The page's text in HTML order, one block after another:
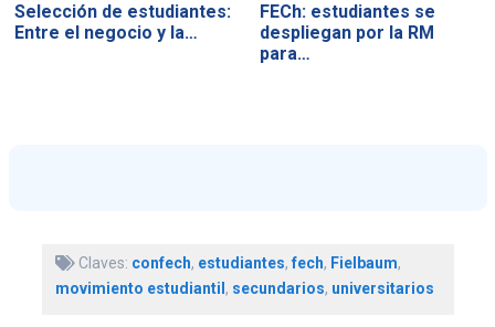
Selección de estudiantes:
Entre el negocio y la…
FECh: estudiantes se
despliegan por la RM
para…
Claves: confech, estudiantes,fech, Fielbaum,
movimiento estudiantil, secundarios, universitarios